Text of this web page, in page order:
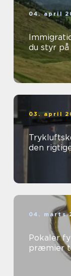
04. april
du styr
03. april
den
04. marts
Pokaler fyn sådan finder du
præmier